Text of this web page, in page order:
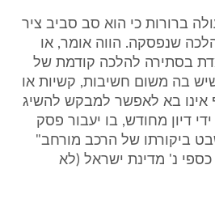
30(ב)] עולה ברורות כי הוא סב סביב ציר
שנפסקה. הווה אומר, או
בסתירה להלכה קודמת של
בה משום חשיבות, קשיות או
אינו בא לאפשר למבקש להשיג
דיון מחודש, בו יעבור פסק
ביקורתו של הרכב מורחב"
עו"ד רם כספי נ' מדינת ישראל (לא